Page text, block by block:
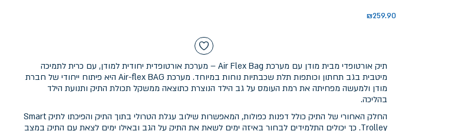
₪259.90
תיק אורטופדי מבית מודן עם מערכת Air Flex Bag – מערכת אורטופדית יחודית למודן, עם כרית לתמיכה
מיטבית בגב תחתון וכותפות תלת שכבתיות נוחות במיוחד. מערכת Air-flex BAG היא פיתוח ייחודי של חברת
מודן ולמעשה מפחיתה את רמת העומס על גב הילד הנוצרת כתוצאה ממשקל תכולת התיק ותנועת הילד
בהליכה.
החלק האחורי של התיק כולל דפנות כפולות, המאפשרות שילוב עגלת הטרולי בתוך התיק והפיכתו לתיק Smart
Trolley. כך יכולים התלמידים לבחור באיזה ימים לשאת את התיק על הגב ובאילו ימים לצאת עם התיק במצב